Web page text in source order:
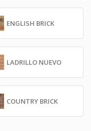
ENGLISH BRICK
LADRILLO NUEVO
COUNTRY BRICK